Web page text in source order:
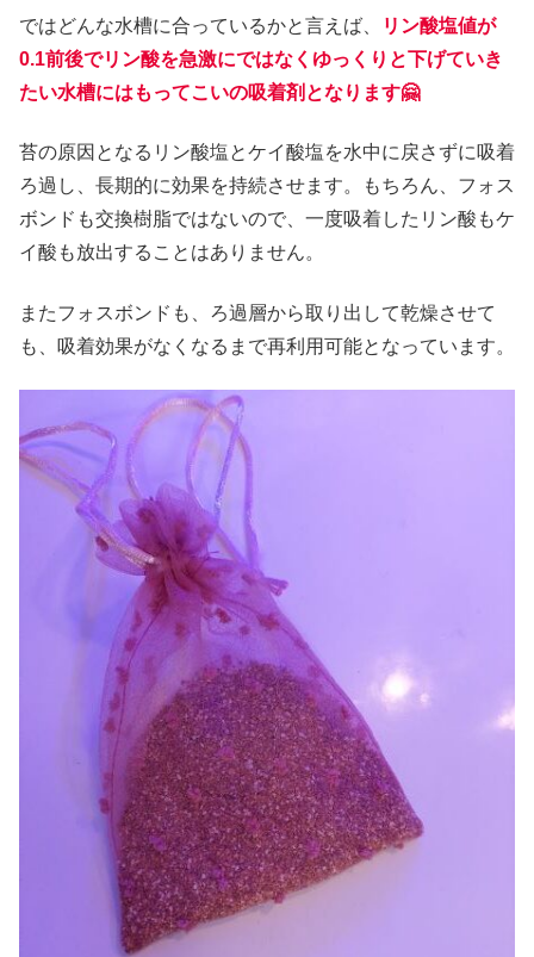
ではどんな水槽に合っているかと言えば、
リン酸塩値が
0.1前後でリン酸を急激にではなくゆっくりと下げていき
たい水槽にはもってこいの吸着剤となります🤗
苔の原因となるリン酸塩とケイ酸塩を水中に戻さずに吸着
ろ過し、長期的に効果を持続させます。もちろん、フォス
ボンドも交換樹脂ではないので、一度吸着したリン酸もケ
イ酸も放出することはありません。
またフォスボンドも、ろ過層から取り出して乾燥させて
も、吸着効果がなくなるまで再利用可能となっています。